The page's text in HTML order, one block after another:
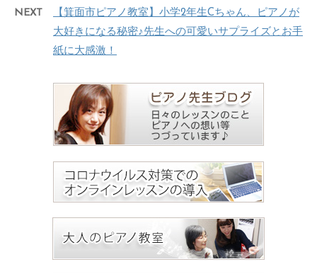
NEXT
【箕面市ピアノ教室】小学2年生Cちゃん、ピアノが
大好きになる秘密♪先生への可愛いサプライズとお手
紙に大感激！